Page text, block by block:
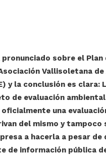
pronunciado sobre el
Vallisoletana
y la conclusión es
de evaluación
una
del mismo y tampoco
a hacerla a pesar
de información pública